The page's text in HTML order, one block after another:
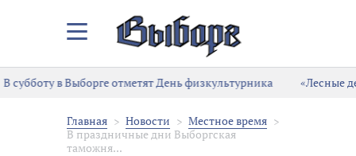
Закрыть/
меню
В субботу в Выборге отметят День физкультурника
«Лесные
Главная Новости
Местное время
В праздничные дни Выборгская
таможня...